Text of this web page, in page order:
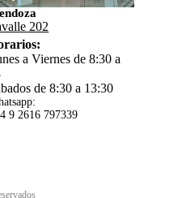
202
a Viernes de 8:30 a
de 8:30 a 13:30
9 2616 797339